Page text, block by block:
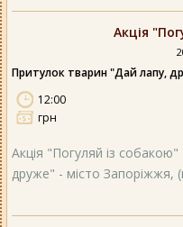
Акція
Притулок тварин "Дай лапу,
12:00
грн
Акція "Погуляй із
друже" - місто Запоріжжя,